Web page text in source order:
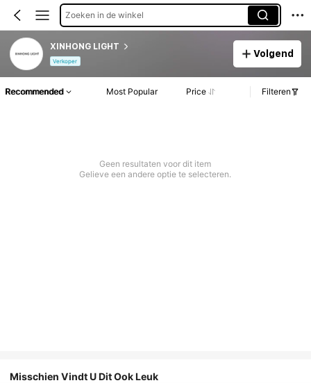
Zoeken in de winkel
XINHONG LIGHT
Verkoper
Volgend
Recommended Most Popular Price Filteren
Geen resultaten voor dit item
Gelieve een andere optie te selecteren.
Misschien Vindt U Dit Ook Leuk